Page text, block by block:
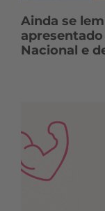
Ainda se
Nacional e